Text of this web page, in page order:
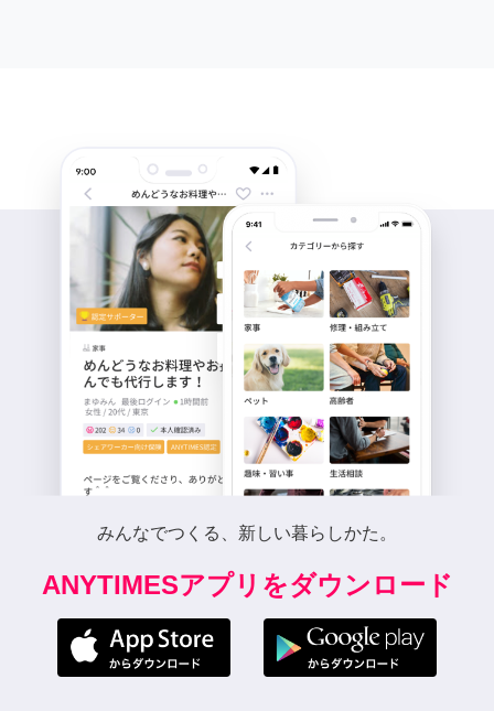
みんなでつくる、新しい暮らしかた。
ANYTIMESアプリをダウンロード